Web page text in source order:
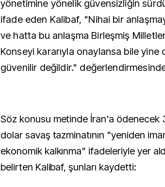
yönetimine yönelik güvensizliğin
ifade eden Kalibaf, "Nihai bir
ve hatta bu anlaşma Birleşmiş
Konseyi kararıyla onaylansa bile yine
güvenilir değildir."
Söz konusu metinde İran'a ödenecek
dolar savaş tazminatının "yeniden
ekonomik kalkınma" ifadeleriyle yer
belirten Kalibaf, şunları kaydetti: